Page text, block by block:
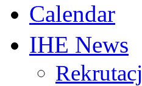
Calendar
IHE News